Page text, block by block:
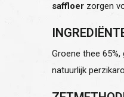
saffloer zorgen
Groene thee
natuurlijk